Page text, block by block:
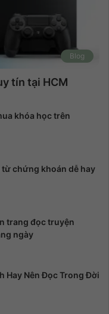
Blog
tín tại HCM
khóa học trên
từ chứng khoán dễ hay
trang đọc truyện
ngày
Hay Nên Đọc Trong Đời